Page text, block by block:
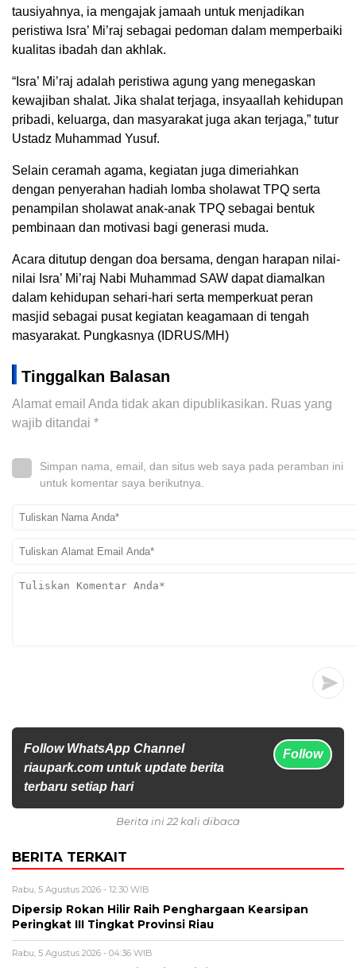
tausiyahnya, ia mengajak jamaah untuk menjadikan
peristiwa Isra’ Mi’raj sebagai pedoman dalam memperbaiki
kualitas ibadah dan akhlak.
“Isra’ Mi’raj adalah peristiwa agung yang menegaskan
kewajiban shalat. Jika shalat terjaga, insyaallah kehidupan
pribadi, keluarga, dan masyarakat juga akan terjaga,” tutur
Ustadz Muhammad Yusuf.
Selain ceramah agama, kegiatan juga dimeriahkan
dengan penyerahan hadiah lomba sholawat TPQ serta
penampilan sholawat anak-anak TPQ sebagai bentuk
pembinaan dan motivasi bagi generasi muda.
Acara ditutup dengan doa bersama, dengan harapan nilai-
nilai Isra’ Mi’raj Nabi Muhammad SAW dapat diamalkan
dalam kehidupan sehari-hari serta memperkuat peran
masjid sebagai pusat kegiatan keagamaan di tengah
masyarakat. Pungkasnya (IDRUS/MH)
Tinggalkan Balasan
Alamat email Anda tidak akan dipublikasikan. Ruas yang
wajib ditandai *
Simpan nama, email, dan situs web saya pada peramban ini
untuk komentar saya berikutnya.
Follow WhatsApp Channel
riaupark.com untuk update berita
terbaru setiap hari
Follow
Berita ini 22 kali dibaca
BERITA TERKAIT
Rabu, 5 Agustus 2026 - 12:30 WIB
Dipersip Rokan Hilir Raih Penghargaan Kearsipan
Peringkat III Tingkat Provinsi Riau
Rabu, 5 Agustus 2026 - 04:36 WIB